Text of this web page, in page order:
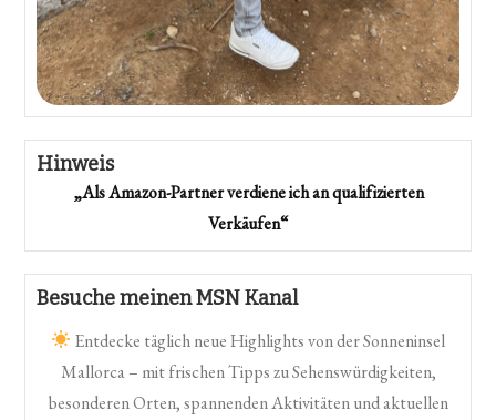
Hinweis
„Als Amazon-Partner verdiene ich an qualifizierten
Verkäufen“
Besuche meinen MSN Kanal
Entdecke täglich neue Highlights von der Sonneninsel
Mallorca – mit frischen Tipps zu Sehenswürdigkeiten,
besonderen Orten, spannenden Aktivitäten und aktuellen